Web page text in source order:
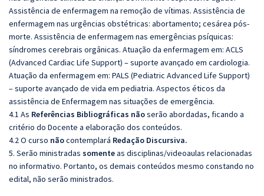
Assistência de enfermagem na remoção de vítimas. Assistência de
enfermagem nas urgências obstétricas: abortamento; cesárea pós-
morte. Assistência de enfermagem nas emergências psíquicas:
síndromes cerebrais orgânicas. Atuação da enfermagem em: ACLS
(Advanced Cardiac Life Support) – suporte avançado em cardiologia.
Atuação da enfermagem em: PALS (Pediatric Advanced Life Support)
– suporte avançado de vida em pediatria. Aspectos éticos da
assistência de Enfermagem nas situações de emergência.
4.1 As Referências Bibliográficas nãoserão abordadas, ficando a
critério do Docente a elaboração dos conteúdos.
4.2 O curso nãocontemplará Redação Discursiva.
5. Serão ministradas somenteas disciplinas/videoaulas relacionadas
no informativo. Portanto, os demais conteúdos mesmo constando no
edital, não serão ministrados.